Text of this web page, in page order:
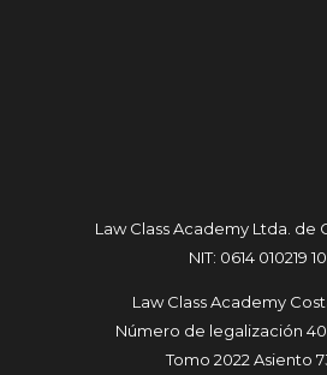
Law Class Academy Ltda. de
NIT: 0614 010219
Law Class Academy
Número de legalización
Tomo 2022 Asiento